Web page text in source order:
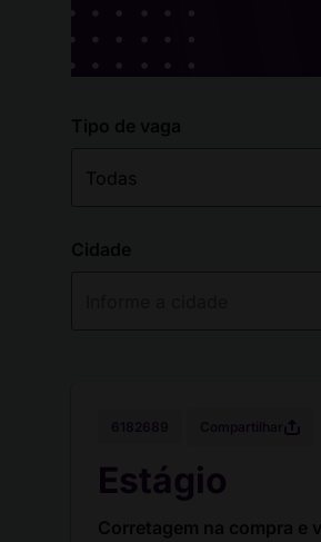
Estágio
Corretagem na compra e